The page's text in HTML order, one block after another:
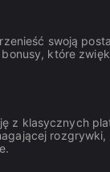
swoją
które
z klasycznych
rozgrywki,